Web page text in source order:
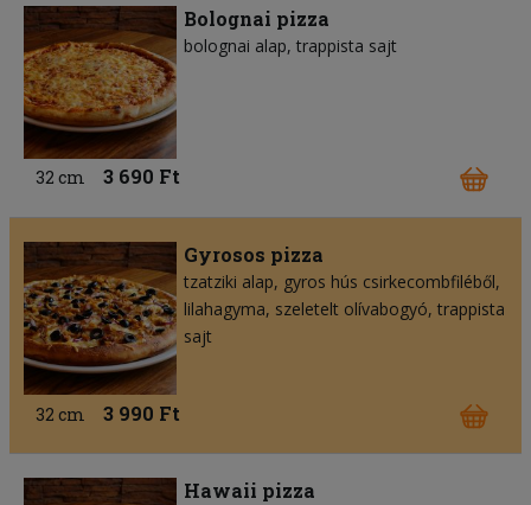
Bolognai pizza
bolognai alap trappista sajt
32 cm 3 690 Ft
Gyrosos pizza
tzatziki alap gyros hús csirkecombfiléből
lilahagyma szeletelt olívabogyó trappista
sajt
32 cm 3 990 Ft
Hawaii pizza